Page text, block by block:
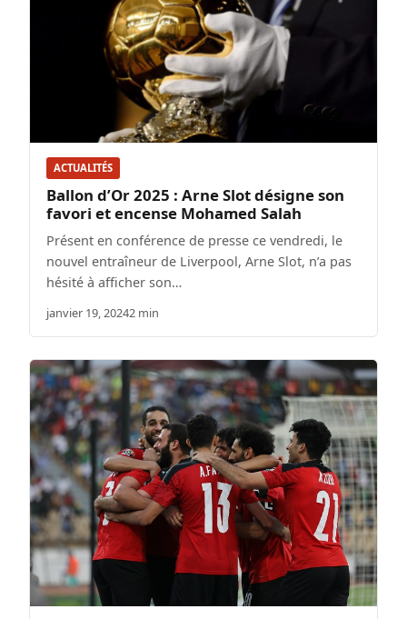
ACTUALITÉS
Ballon d’Or 2025 : Arne Slot désigne son
favori et encense Mohamed Salah
Présent en conférence de presse ce vendredi, le
nouvel entraîneur de Liverpool, Arne Slot, n’a pas
hésité à afficher son…
janvier 19, 20242 min